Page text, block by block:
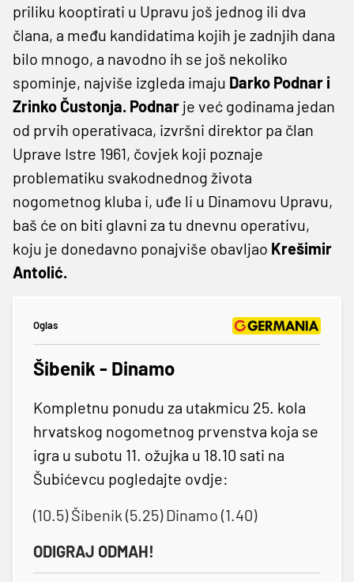
priliku kooptirati u Upravu još jednog ili dva
člana, a među kandidatima kojih je zadnjih dana
bilo mnogo, a navodno ih se još nekoliko
spominje, najviše izgleda imaju Darko Podnar i
Zrinko Čustonja. Podnar je već godinama jedan
od prvih operativaca, izvršni direktor pa član
Uprave Istre 1961, čovjek koji poznaje
problematiku svakodnednog života
nogometnog kluba i, uđe li u Dinamovu Upravu,
baš će on biti glavni za tu dnevnu operativu,
koju je donedavno ponajviše obavljao Krešimir
Antolić.
Oglas
Šibenik - Dinamo
Kompletnu ponudu za utakmicu 25. kola
hrvatskog nogometnog prvenstva koja se
igra u subotu 11. ožujka u 18.10 sati na
Šubićevcu pogledajte ovdje:
(10.5) Šibenik (5.25) Dinamo (1.40)
ODIGRAJ ODMAH!